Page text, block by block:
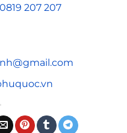
0819 207 207